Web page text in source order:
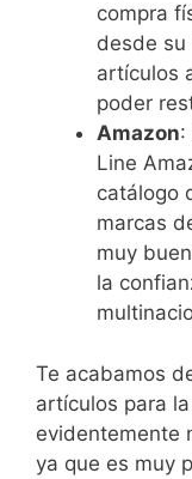
compra
desde su
artículos
poder
Amazon:
Line
catálogo
marcas
muy
la
Te acabamos
artículos para
evidentemente
ya que es muy